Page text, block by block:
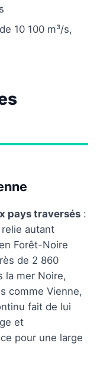
10 100 m³/s,
pays traversés :
autant
Forêt-Noire
de 2 860
la mer Noire,
comme Vienne,
fait de lui
et
pour une large